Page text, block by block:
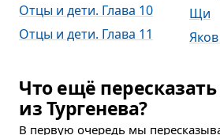
Отцы и дети. Глава 10
Отцы и дети. Глава 11
Щи
Что ещё пересказать
из Тургенева?
В первую очередь мы